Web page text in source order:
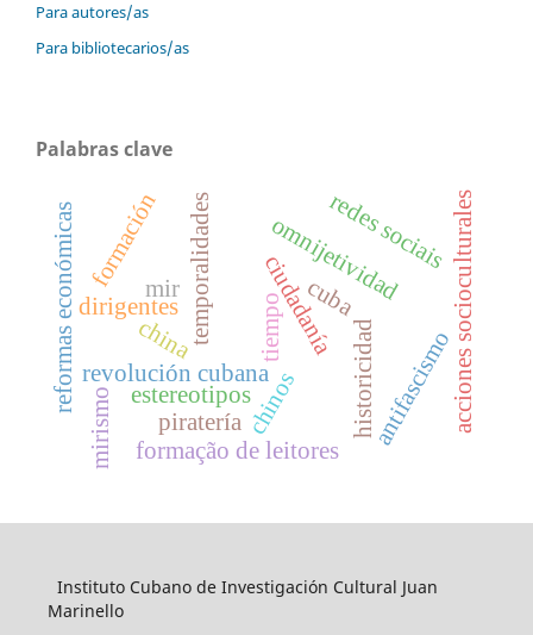
Para autores/as
Para bibliotecarios/as
Palabras clave
historicidad
omnijetividad
revolución cubana
temporalidades tiempo
china
reformas económicas ciudadanía
dirigentes
formación
antifascismo
chinos
cuba
estereotipos
piratería acciones socioculturales
formação de leitores
redes sociais
mirismo
mir
Instituto Cubano de Investigación Cultural Juan
Marinello